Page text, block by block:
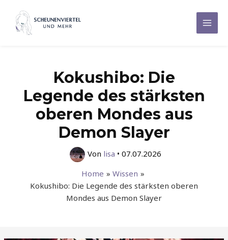
Inhalt
springen
Main
Kokushibo: Die
Legende des stärksten
oberen Mondes aus
Demon Slayer
Von lisa • 07.07.2026
Home
Wissen
Kokushibo: Die Legende des stärksten oberen
Mondes aus Demon Slayer